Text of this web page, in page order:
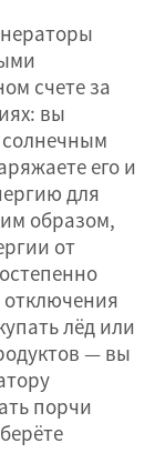
счете за
вы
солнечным
его и
для
образом,
от
лёд или
— вы
порчи